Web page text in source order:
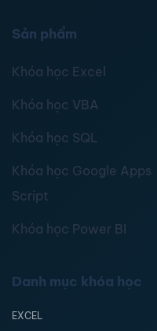
Sản phẩm
Khóa học Excel
Khóa học VBA
Khóa học SQL
Khóa học Google Apps
Script
Khóa học Power BI
Danh mục khóa học
EXCEL